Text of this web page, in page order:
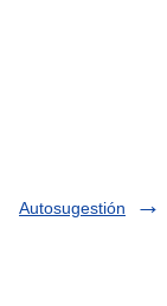
Autosugestión